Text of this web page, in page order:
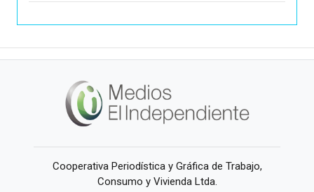
Cooperativa Periodística y Gráfica de Trabajo,
Consumo y Vivienda Ltda.